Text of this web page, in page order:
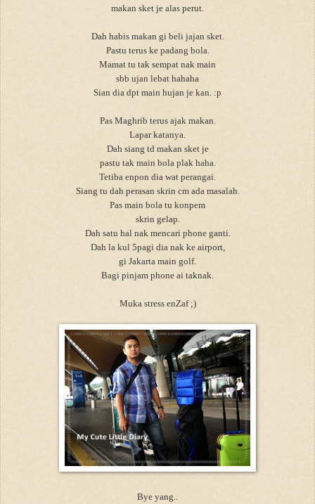
makan sket je alas perut.
Dah habis makan gi beli jajan sket.
Pastu terus ke padang bola.
Mamat tu tak sempat nak main
sbb ujan lebat hahaha
Sian dia dpt main hujan je kan. :p
Pas Maghrib terus ajak makan.
Lapar katanya.
Dah siang td makan sket je
pastu tak main bola plak haha.
Tetiba enpon dia wat perangai.
Siang tu dah perasan skrin cm ada masalah.
Pas main bola tu konpem
skrin gelap.
Dah satu hal nak mencari phone ganti.
Dah la kul 5pagi dia nak ke airport,
gi Jakarta main golf.
Bagi pinjam phone ai taknak.
Muka stress enZaf ;)
Bye yang..